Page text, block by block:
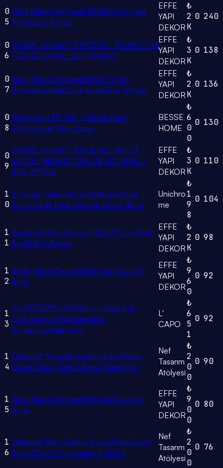
0
5
Gold Metal Çerçeveli 180x80 Cm Oval
Ayaklı Boy Aynası
EFFE
YAPI
DEKOR
₺
2
K
0 240
0
6
DOĞAL AHŞAP ÇERÇEVELİ 180X80 CM
( CEVİZ ) AYAKLI BOY AYNASI
EFFE
YAPI
DEKOR
₺
3
K
0 138
0
7
Gold Metal Çerçeveli 180x70 Cm
Pencere Model Oval Ayaklı Boy Aynası
EFFE
YAPI
DEKOR
₺
2
K
0 136
0
8
Disko topu 20 CM - Yüksek kalite
Profesyonel Disko topu
BESSE
HOME
₺
6
0
0
0 130
0
9
DOĞAL AHŞAP ÇERÇEVELİ BULUT
MODEL 180X80 CM ( CEVİZ ) AYAKLI
BOY AYNASI
EFFE
YAPI
DEKOR
₺
3
K
0 110
1
0
El Aynası Masa Aynası Makyaj Aynası
Ayarlanabilir Kare Makeup Mirror 18cm
Unichro
me
₺
1
9
8
0 104
1
1
Beyaz Metal Çerçeveli 180x70 Cm Oval
Ayaklı Boy Aynası
EFFE
YAPI
DEKOR
₺
2
K
0 98
1
2
Siyah Metal Çerçeveli 80 Cm Yuvarlak
Ayna
EFFE
YAPI
DEKOR
₺
9
6
0
0 92
1
3
40/45/52/80/90/100 cm Gün Işığı
Ledli/banyo Aynası/makyaj
Aynası/yuvarlak Ayna
L'
CAPO
₺
6
5
1
0 92
1
4
Dekoratif Yuvarlak Gümüş Ayna Pleksi
Duvar Süsü 15cm 3 Adet ( Yapışkanlı )
Nef
Tasarım
Atölyesi
₺
2
0
0
0 90
1
5
Gold Metal Çerçeveli 80 Cm Yuvarlak
Ayna
EFFE
YAPI
DEKOR
₺
9
0
0
0 80
1
6
Dekoratif Kare Gümüş Ayna Pleksi Duvar
Süsü 20x20 Cm Gümüş 4 ADET
Nef
Tasarım
Atölyesi
₺
2
0
0
0 76